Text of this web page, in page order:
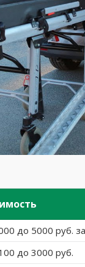
до 5000 руб.
до 3000 руб.